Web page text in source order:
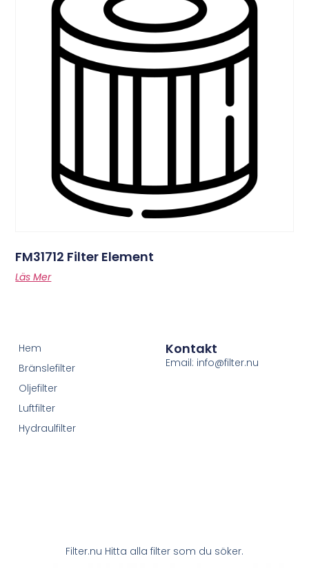
FM31712 Filter Element
Läs Mer
Filter.nu Hitta alla filter som du söker.
Hem
Bränslefilter
Oljefilter
Luftfilter
Hydraulfilter
Kontakt
Email: info@filter.nu